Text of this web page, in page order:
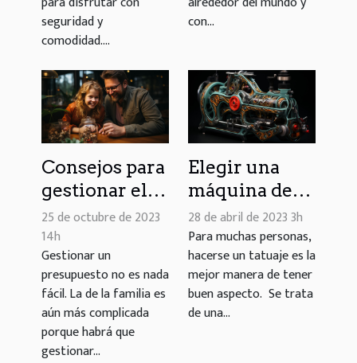
seguridad y
comodidad....
con...
Consejos para
gestionar el
presupuesto
familiar
25 de octubre de 2023
14h
Gestionar un
presupuesto no es nada
fácil. La de la familia es
aún más complicada
porque habrá que
gestionar...
Elegir una
máquina de
tatuar :
criterios a
tener en
cuenta
28 de abril de 2023 3h
Para muchas personas,
hacerse un tatuaje es la
mejor manera de tener
buen aspecto. Se trata
de una...